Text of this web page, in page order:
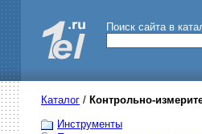
Поиск сайта в
Каталог / Контрольно-
Инструменты